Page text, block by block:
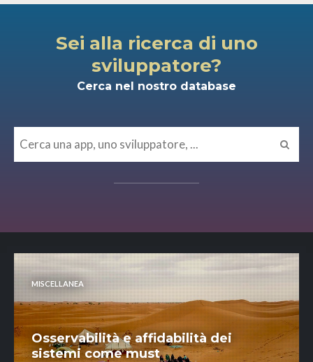
Sei alla ricerca di uno
sviluppatore?
Cerca nel nostro database
MISCELLANEA
Osservabilità e affidabilità dei
sistemi come must